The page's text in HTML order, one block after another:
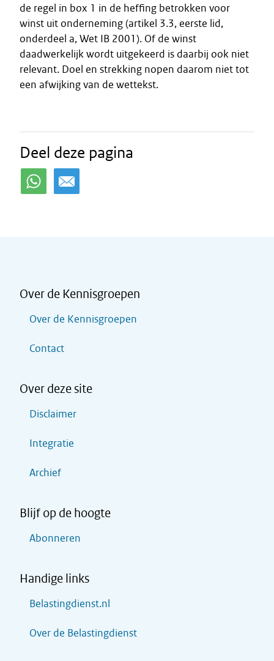
de regel in box 1 in de heffing betrokken voor
winst uit onderneming (artikel 3.3, eerste lid,
onderdeel a, Wet IB 2001). Of de winst
daadwerkelijk wordt uitgekeerd is daarbij ook niet
relevant. Doel en strekking nopen daarom niet tot
een afwijking van de wettekst.
Deel deze pagina
Over de Kennisgroepen
Over de Kennisgroepen
Contact
Over deze site
Disclaimer
Integratie
Archief
Blijf op de hoogte
Abonneren
Handige links
Belastingdienst.nl
Over de Belastingdienst